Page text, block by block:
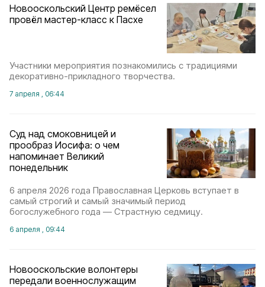
Новооскольский Центр ремёсел
провёл мастер-класс к Пасхе
Участники мероприятия познакомились с традициями
декоративно-прикладного творчества.
7 апреля , 06:44
Суд над смоковницей и
прообраз Иосифа: о чем
напоминает Великий
понедельник
6 апреля 2026 года Православная Церковь вступает в
самый строгий и самый значимый период
богослужебного года — Страстную седмицу.
6 апреля , 09:44
Новооскольские волонтеры
передали военнослужащим